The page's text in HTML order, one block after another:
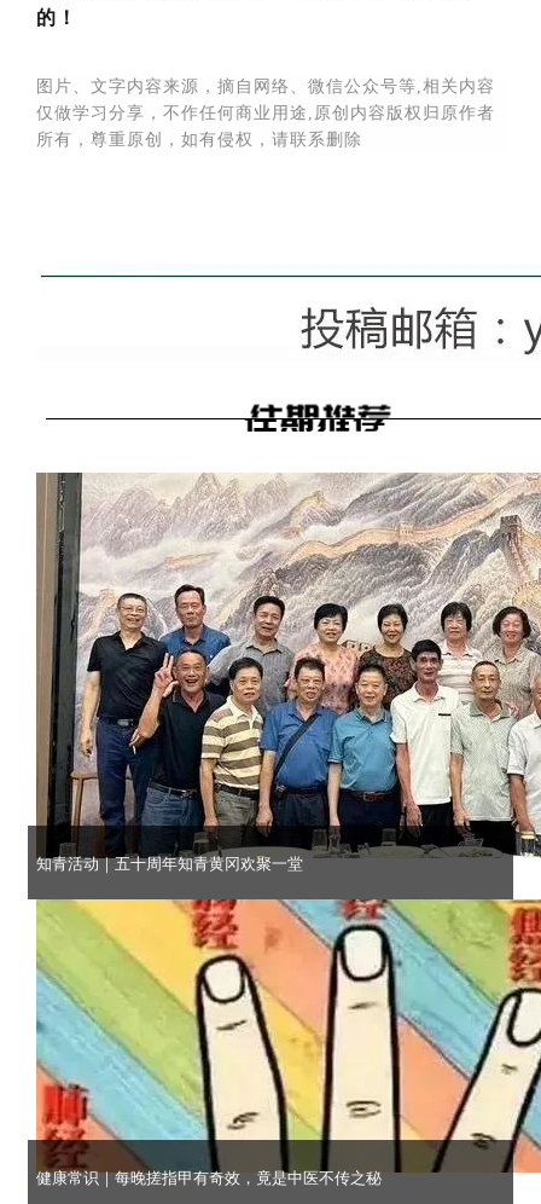
的！
图片、文字内容来源，摘自网络、微信公众号等,相关内容
仅做学习分享，不作任何商业用途,原创内容版权归原作者
所有，尊重原创，如有侵权，请联系删除
知青活动｜五十周年知青黄冈欢聚一堂
健康常识｜每晚搓指甲有奇效，竟是中医不传之秘